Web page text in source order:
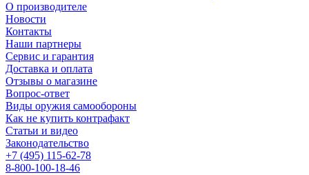
О производителе
Новости
Контакты
Наши партнеры
Сервис и гарантия
Доставка и оплата
Отзывы о магазине
Вопрос-ответ
Виды оружия самообороны
Как не купить контрафакт
Статьи и видео
Законодательство
+7 (495) 115-62-78
8-800-100-18-46